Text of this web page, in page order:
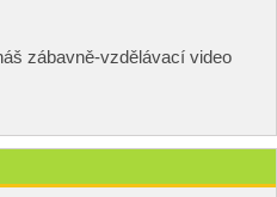
zábavně-vzdělávací video